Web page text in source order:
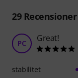
29Recensioner
PC Great!
stabilitet